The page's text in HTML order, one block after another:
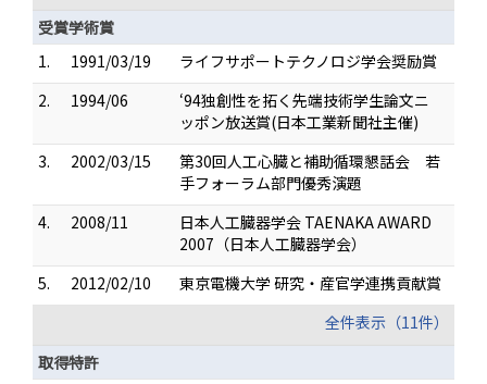
受賞学術賞
1.
1991/03/19
ライフサポートテクノロジ学会奨励賞
2.
1994/06
‘94独創性を拓く先端技術学生論文ニ
ッポン放送賞(日本工業新聞社主催)
3.
2002/03/15
第30回人工心臓と補助循環懇話会 若
手フォーラム部門優秀演題
4.
2008/11
日本人工臓器学会 TAENAKA AWARD
2007（日本人工臓器学会）
5.
2012/02/10
東京電機大学 研究・産官学連携貢献賞
全件表示（11件）
取得特許